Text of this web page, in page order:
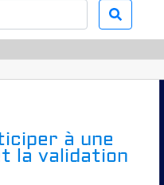
à une
la validation